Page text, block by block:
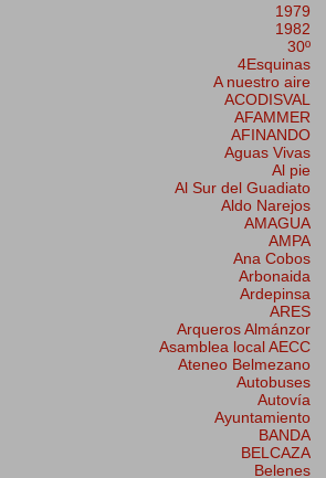
1979
1982
30º
4Esquinas
A nuestro aire
ACODISVAL
AFAMMER
AFINANDO
Aguas Vivas
Al pie
Al Sur del Guadiato
Aldo Narejos
AMAGUA
AMPA
Ana Cobos
Arbonaida
Ardepinsa
ARES
Arqueros Almánzor
Asamblea local AECC
Ateneo Belmezano
Autobuses
Autovía
Ayuntamiento
BANDA
BELCAZA
Belenes